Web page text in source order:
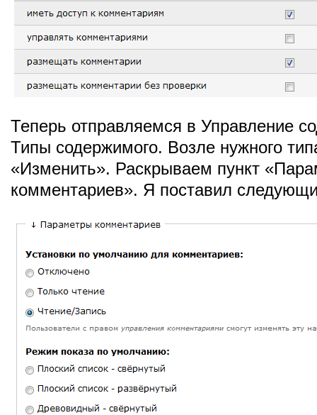
Теперь отправляемся в Управление
Типы содержимого. Возле нужного
«Изменить». Раскрываем пункт
комментариев». Я поставил